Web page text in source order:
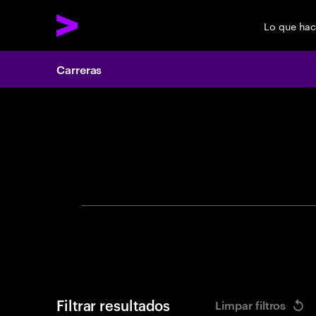
Lo que
Carreras
Filtrar resultados Limpar filtros